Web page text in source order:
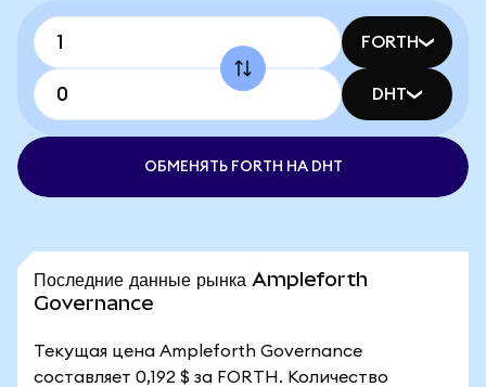
FORTH
DHT
ОБМЕНЯТЬ FORTH НА DHT
Последние данные рынка Ampleforth
Governance
Текущая цена Ampleforth Governance
составляет 0,192 $ за FORTH. Количество